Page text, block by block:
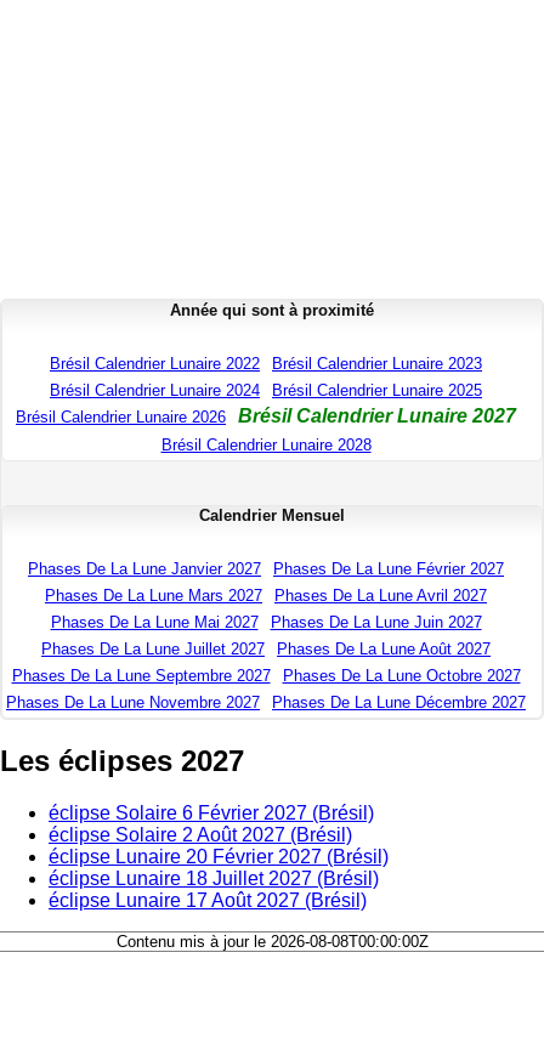
Année qui sont à proximité
Brésil Calendrier Lunaire 2022
Brésil Calendrier Lunaire 2023
Brésil Calendrier Lunaire 2024
Brésil Calendrier Lunaire 2025
Brésil Calendrier Lunaire 2026
Brésil Calendrier Lunaire 2027
Brésil Calendrier Lunaire 2028
Calendrier Mensuel
Phases De La Lune Janvier 2027
Phases De La Lune Février 2027
Phases De La Lune Mars 2027
Phases De La Lune Avril 2027
Phases De La Lune Mai 2027
Phases De La Lune Juin 2027
Phases De La Lune Juillet 2027
Phases De La Lune Août 2027
Phases De La Lune Septembre 2027
Phases De La Lune Octobre 2027
Phases De La Lune Novembre 2027
Phases De La Lune Décembre 2027
Les éclipses 2027
éclipse Solaire 6 Février 2027 (Brésil)
éclipse Solaire 2 Août 2027 (Brésil)
éclipse Lunaire 20 Février 2027 (Brésil)
éclipse Lunaire 18 Juillet 2027 (Brésil)
éclipse Lunaire 17 Août 2027 (Brésil)
Contenu mis à jour le 2026-08-08T00:00:00Z